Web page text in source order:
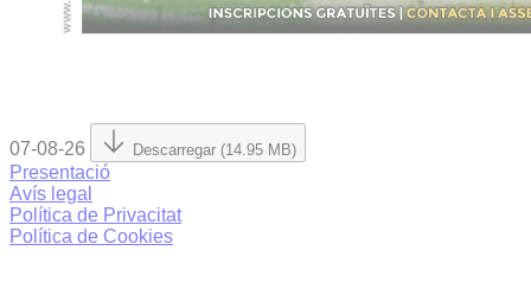
07-08-26 Descarregar (14.95 MB)
Presentació
Avís legal
Política de Privacitat
Política de Cookies